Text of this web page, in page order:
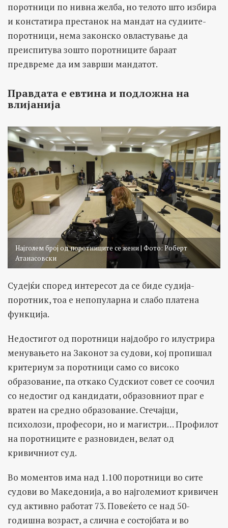
поротници по нивна желба, но телото што избира
и констатира престанок на мандат на судиите-
поротници, нема законско овластување да
преиспитува зошто поротниците бараат
предвреме да им заврши мандатот.
Правдата е евтина и подложна на
влијанија
Најголем број од поротниците се жени | Фото: Роберт
Атанасовски
Судејќи според интересот да се биде судија-
поротник, тоа е непопуларна и слабо платена
функција.
Недостигот од поротници најдобро го илустрира
менувањето на Законот за судови, кој пропишал
критериум за поротници само со високо
образование, па откако Судскиот совет се соочил
со недостиг од кандидати, образовниот праг е
вратен на средно образование. Стечајци,
психолози, професори, но и магистри… Профилот
на поротниците е разновиден, велат од
кривичниот суд.
Во моментов има над 1.100 поротници во сите
судови во Македонија, а во најголемиот кривичен
суд активно работат 73. Повеќето се над 50-
годишна возраст, а слична е состојбата и во